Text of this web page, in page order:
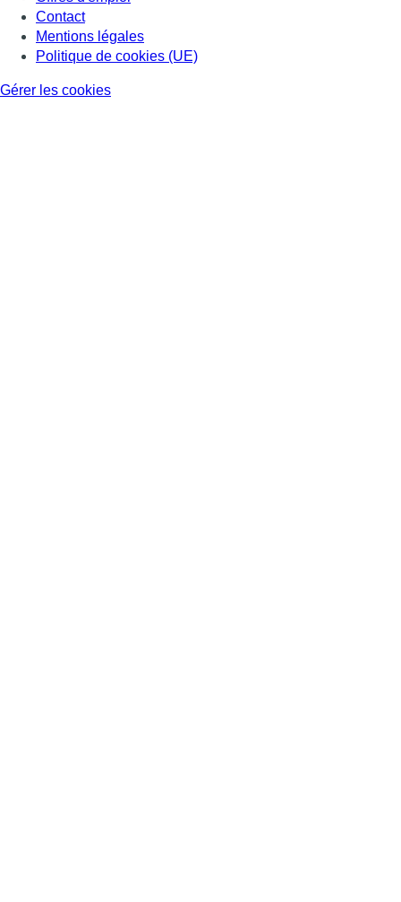
Contact
Mentions légales
Politique de cookies (UE)
Gérer les cookies